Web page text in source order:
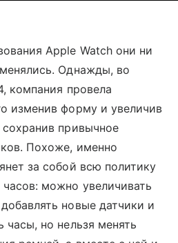
Apple Watch они ни
Однажды, во
компания провела
изменив форму и увеличив
привычное
Похоже, именно
за собой всю политику
можно увеличивать
новые датчики и
часы, но нельзя менять